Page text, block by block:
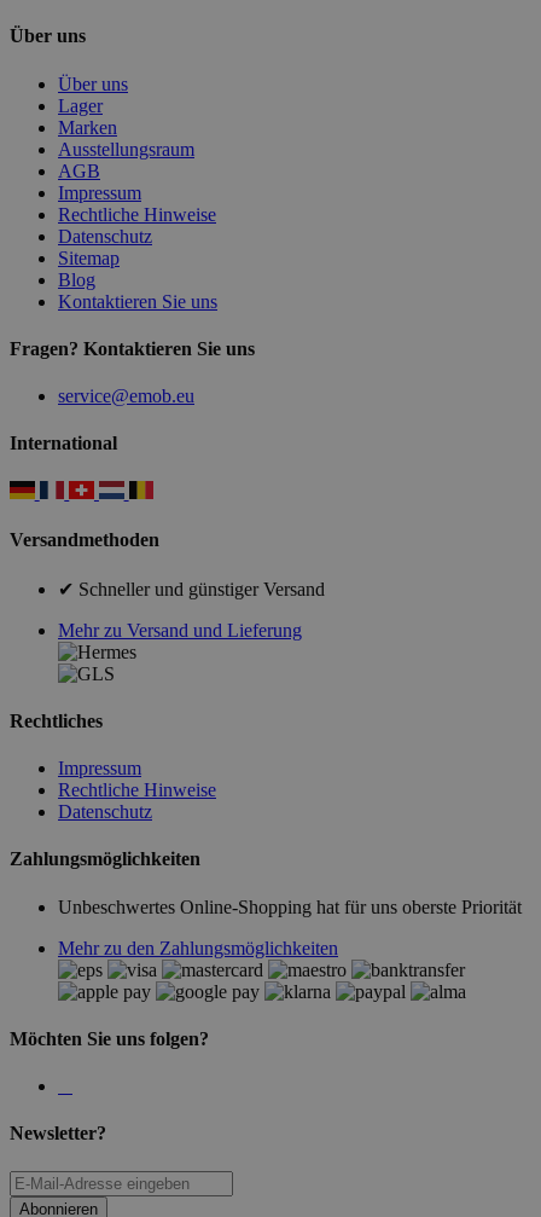
Über uns
Über uns
Lager
Marken
Ausstellungsraum
AGB
Impressum
Rechtliche Hinweise
Datenschutz
Sitemap
Blog
Kontaktieren Sie uns
Fragen? Kontaktieren Sie uns
service@emob.eu
International
Versandmethoden
✔ Schneller und günstiger Versand
Mehr zu Versand und Lieferung
Rechtliches
Impressum
Rechtliche Hinweise
Datenschutz
Zahlungsmöglichkeiten
Unbeschwertes Online-Shopping hat für uns oberste Priorität
Mehr zu den Zahlungsmöglichkeiten
Möchten Sie uns folgen?
Newsletter?
Abonnieren